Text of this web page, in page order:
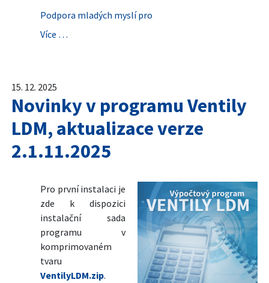
Podpora mladých myslí pro
Více …
15. 12. 2025
Novinky v programu Ventily
LDM, aktualizace verze
2.1.11.2025
Pro první instalaci je
zde k dispozici
instalační sada
programu v
komprimovaném
tvaru
VentilyLDM.zip.